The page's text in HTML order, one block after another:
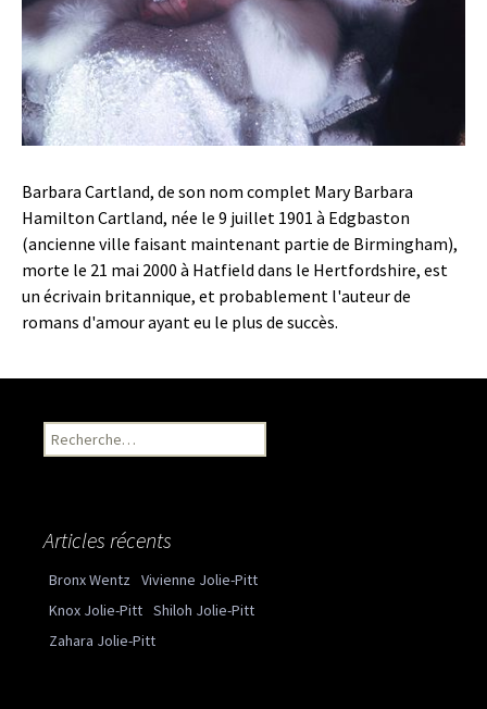
Barbara Cartland, de son nom complet Mary Barbara
Hamilton Cartland, née le 9 juillet 1901 à Edgbaston
(ancienne ville faisant maintenant partie de Birmingham),
morte le 21 mai 2000 à Hatfield dans le Hertfordshire, est
un écrivain britannique, et probablement l'auteur de
romans d'amour ayant eu le plus de succès.
Recherche pour :
Articles récents
Bronx Wentz Vivienne Jolie-Pitt
Knox Jolie-Pitt Shiloh Jolie-Pitt
Zahara Jolie-Pitt